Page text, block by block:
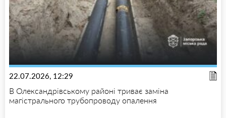
22.07.2026, 12:29
В Олександрівському районі триває заміна
магістрального трубопроводу опалення